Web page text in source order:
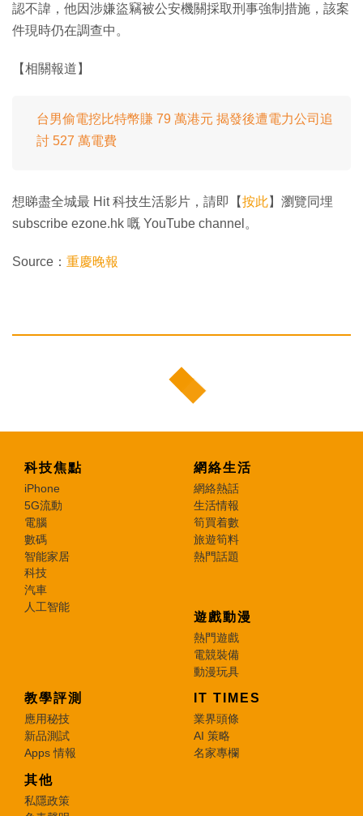
認不諱，他因涉嫌盜竊被公安機關採取刑事強制措施，該案
件現時仍在調查中。
【相關報道】
台男偷電挖比特幣賺 79 萬港元 揭發後遭電力公司追
討 527 萬電費
想睇盡全城最 Hit 科技生活影片，請即【按此】瀏覽同埋
subscribe ezone.hk 嘅 YouTube channel。
Source： 重慶晚報
科技焦點
iPhone
5G流動
電腦
數碼
智能家居
科技
汽車
人工智能
網絡生活
網絡熱話
生活情報
筍買着數
旅遊筍料
熱門話題
遊戲動漫
熱門遊戲
電競裝備
動漫玩具
教學評測
應用秘技
新品測試
Apps 情報
IT TIMES
業界頭條
AI 策略
名家專欄
其他
私隱政策